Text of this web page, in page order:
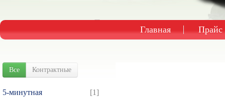
Главная Прайс
Все Контрактные
5-минутная
[1]